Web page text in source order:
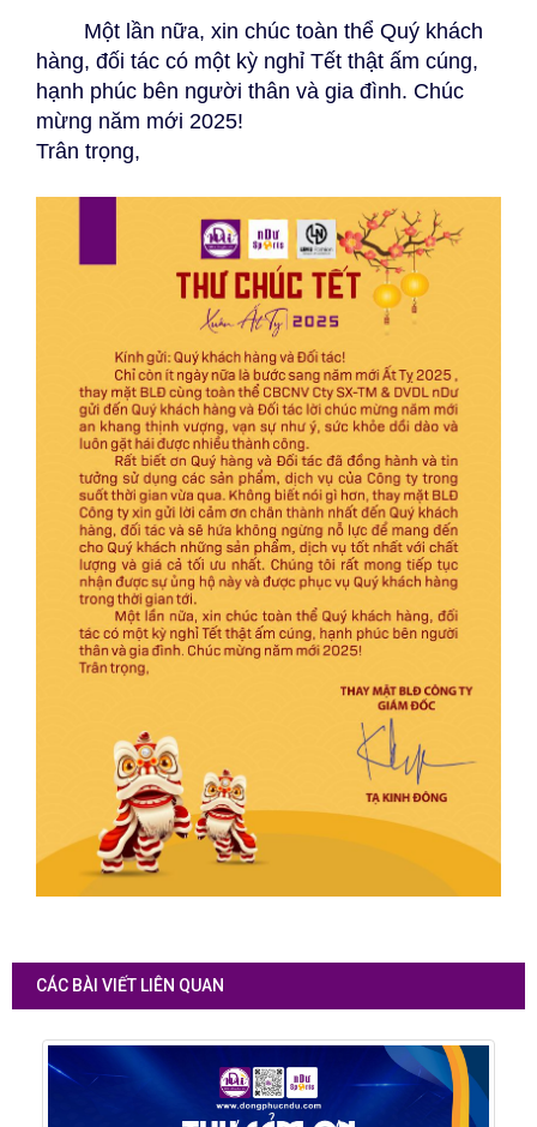
Một lần nữa, xin chúc toàn thể Quý khách
hàng, đối tác có một kỳ nghỉ Tết thật ấm cúng,
hạnh phúc bên người thân và gia đình. Chúc
mừng năm mới 2025!
Trân trọng,
CÁC BÀI VIẾT LIÊN QUAN